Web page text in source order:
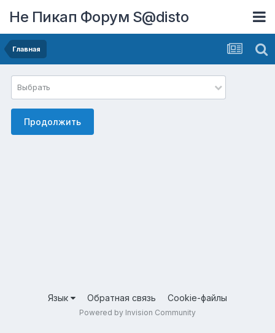
Не Пикап Форум S@disto
Главная
Выбрать
Продолжить
Язык Обратная связь Cookie-файлы
Powered by Invision Community